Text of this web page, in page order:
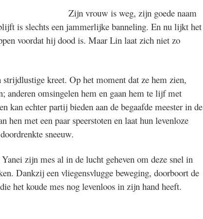
Zijn vrouw is weg, zijn goede naam
is slechts een jammerlijke banneling. En nu lijkt het
voordat hij dood is. Maar Lin laat zich niet zo
kreet. Op het moment dat ze hem zien,
anderen omsingelen hem en gaan hem te lijf met
kan echter partij bieden aan de begaafde meester in de
hen met een paar speerstoten en laat hun levenloze
sneeuw.
zijn mes al in de lucht geheven om deze snel in
Dankzij een vliegensvlugge beweging, doorboort de
het koude mes nog levenloos in zijn hand heeft.